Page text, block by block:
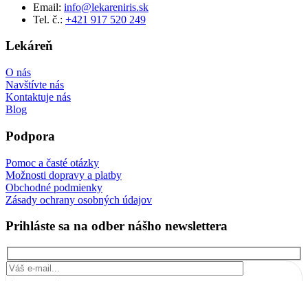
Email: info@lekareniris.sk
Tel. č.: +421 917 520 249
Lekáreň
O nás
Navštívte nás
Kontaktuje nás
Blog
Podpora
Pomoc a časté otázky
Možnosti dopravy a platby
Obchodné podmienky
Zásady ochrany osobných údajov
Prihláste sa na odber nášho newslettera